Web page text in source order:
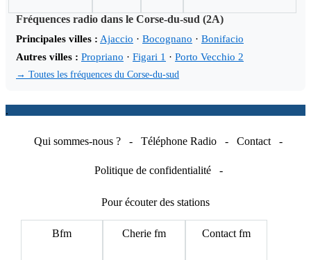
Fréquences radio dans le Corse-du-sud (2A)
Principales villes : Ajaccio · Bocognano · Bonifacio
Autres villes : Propriano · Figari 1 · Porto Vecchio 2
→ Toutes les fréquences du Corse-du-sud
.
Qui sommes-nous ? - Téléphone Radio - Contact -
Politique de confidentialité -
Pour écouter des stations
Bfm Cherie fm Contact fm